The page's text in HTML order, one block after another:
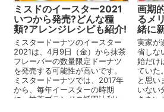
ミスドのイースター2021
いつから発売?どんな種
類?アレンジレシピも紹介!
ミスタードーナツのイースター
2021は、4月9日（金）から抹茶
フレーバーの数量限定ドーナツ
を発売する可能性が高いです。
ミスタードーナツでは、2017年
から、毎年イースターの時期
に、抹茶ブランドの祇園辻利と
画期
るメ
緒に
実家が
省しな
始だけ
ていた
と思い
いない
きあい